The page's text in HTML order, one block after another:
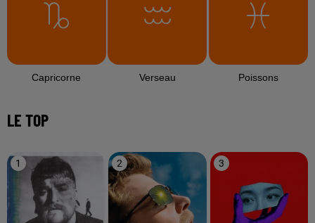
Capricorne Verseau Poissons
LE TOP
1 2 3